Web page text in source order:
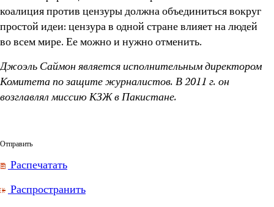
коалиция против цензуры должна объединиться вокруг
простой идеи: цензура в одной стране влияет на людей
во всем мире. Ее можно и нужно отменить.
Джоэль Саймон является исполнительным директором
Комитета по защите журналистов. В 2011 г. он
возглавлял миссию КЗЖ в Пакистане.
Отправить
Распечатать
Распространить